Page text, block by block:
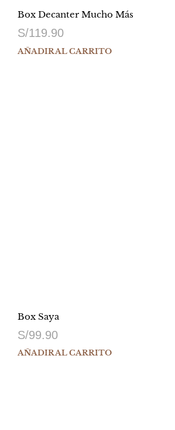
Box Decanter Mucho Más
S/119.90
AÑADIR AL CARRITO
Box Saya
S/99.90
AÑADIR AL CARRITO